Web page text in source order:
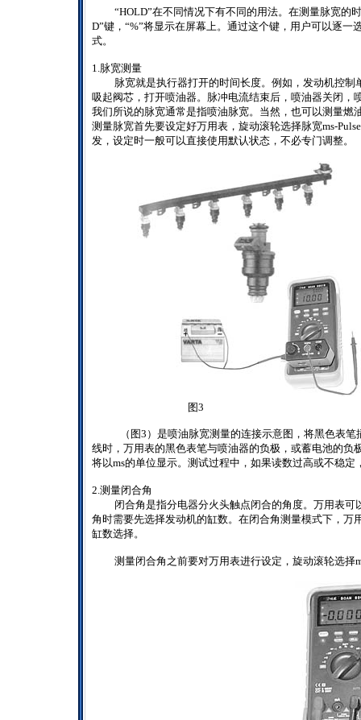
“HOLD”在不同情况下有不同的用法。在测量脉宽的
D”键，“%”将显示在屏幕上。通过这个键，用户可以逐一
式。
1.脉宽测量
脉宽就是执行器打开的时间长度。例如，发动机控
吸起阀芯，打开喷油器。脉冲电流结束后，喷油器关闭，
我们所说的脉宽通常是指喷油脉宽。当然，也可以测量燃
测量脉宽首先要设定好万用表，旋动滚轮选择脉宽ms-Pulse
发，设定时一般可以直接使用默认状态，不必专门调整。
图3
（图3） 是喷油脉宽测量的连接示意图，将黑色表笔
线时，万用表的黑色表笔与喷油器的负极，或蓄电池的
将以ms的单位显示。测试过程中，如果读数过高或不稳定
2.测量闭合角
闭合角是指分电器分火头触点闭合的角度。万用表可
角时需要先选择发动机的缸数。在闭合角测量模式下，万
缸数选择。
测量闭合角之前要对万用表进行设定，旋动滚轮选择